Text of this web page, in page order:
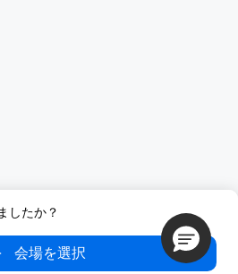
したか？
会場を選択